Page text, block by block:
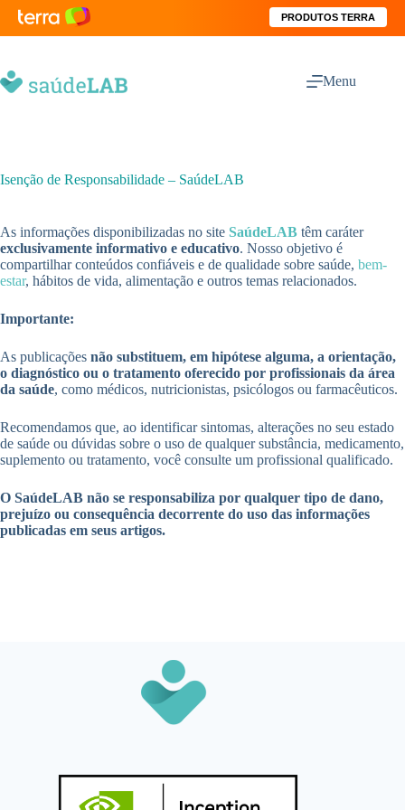
PRODUTOS TERRA
Menu
Isenção de Responsabilidade – SaúdeLAB
As informações disponibilizadas no site SaúdeLAB têm caráter
exclusivamente informativo e educativo. Nosso objetivo é
compartilhar conteúdos confiáveis e de qualidade sobre saúde, bem-
estar, hábitos de vida, alimentação e outros temas relacionados.
Importante:
As publicações não substituem, em hipótese alguma, a orientação,
o diagnóstico ou o tratamento oferecido por profissionais da área
da saúde, como médicos, nutricionistas, psicólogos ou farmacêuticos.
Recomendamos que, ao identificar sintomas, alterações no seu estado
de saúde ou dúvidas sobre o uso de qualquer substância, medicamento,
suplemento ou tratamento, você consulte um profissional qualificado.
O SaúdeLAB não se responsabiliza por qualquer tipo de dano,
prejuízo ou consequência decorrente do uso das informações
publicadas em seus artigos.